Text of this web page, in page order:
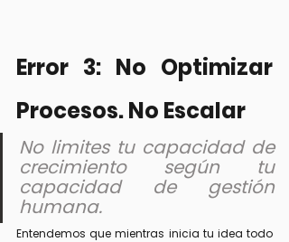
Error 3: No Optimizar
Procesos. No Escalar
No limites tu capacidad de
crecimiento según tu
capacidad de gestión
humana.
Entendemos que mientras inicia tu idea todo